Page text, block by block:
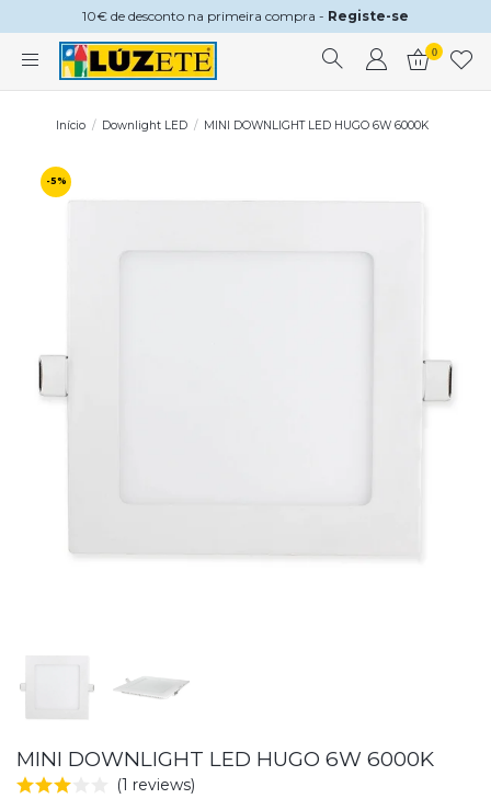
10€ de desconto na primeira compra - Registe-se
0
Início Downlight LED MINI DOWNLIGHT LED HUGO 6W 6000K
-5%
MINI DOWNLIGHT LED HUGO 6W 6000K
(1 reviews)